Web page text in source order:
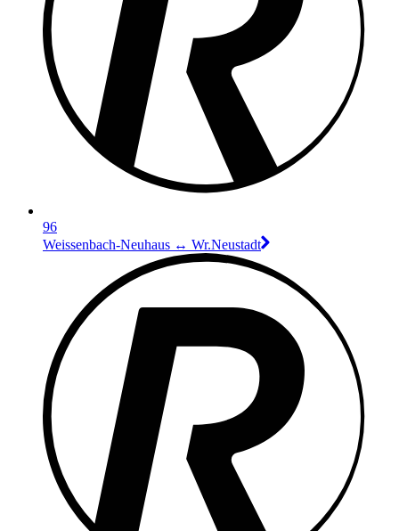
96
Weissenbach-Neuhaus ↔︎ Wr.Neustadt